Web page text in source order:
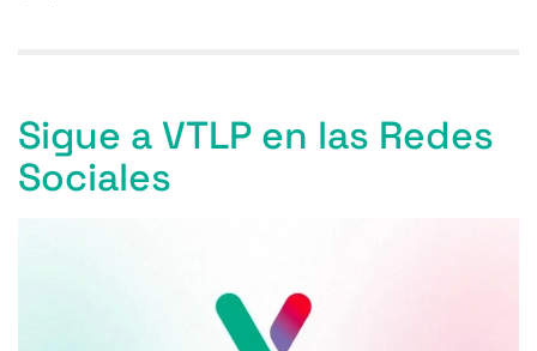
Sigue a VTLP en las Redes
Sociales